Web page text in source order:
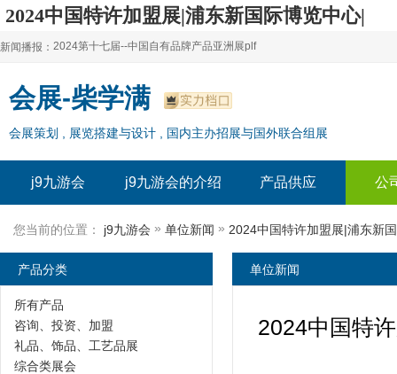
2024中国特许加盟展|浦东新国际博览中心|
不需依靠其他行业大展配合招募观众-j9九游会
新闻播报：
2024上海自有品牌展--百货展|食品展 零售展|oem展
2024全球自有--品牌产品亚洲展（plf）
2024上海自有品牌展--2024上海oem 贴牌代加工展
2024第十七届--中国自有品牌产品亚洲展plf
2024全球自有--品牌产品亚洲展（plf）
2024年上海--第17届自有品牌展
会展-柴学满
会展策划 , 展览搭建与设计 , 国内主办招展与国外联合组展
j9九游会 j9九游会的介绍 产品供应 公
您当前的位置： j9九游会 » 单位新闻 »
单位新闻
2024中国特
产品分类
所有产品
咨询、投资、加盟
礼品、饰品、工艺品展
综合类展会